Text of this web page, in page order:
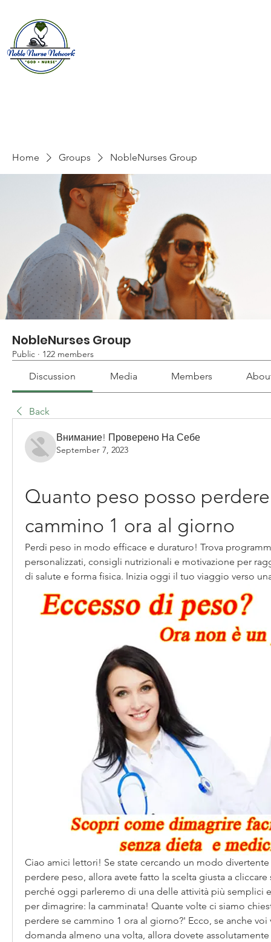
Home Groups NobleNurses Group
NobleNurses Group
Public · 122 members
Discussion Media Members
Back
Внимание! Проверено На Себе
September 7, 2023
Quanto peso posso
cammino 1 ora al giorno
Perdi peso in modo efficace e duraturo! Trova
personalizzati, consigli nutrizionali e motivazione per
di salute e forma fisica. Inizia oggi il tuo viaggio verso
Ciao amici lettori! Se state cercando un modo
perdere peso, allora avete fatto la scelta giusta a
perché oggi parleremo di una delle attività più semplici
per dimagrire: la camminata! Quante volte ci siamo
perdere se cammino 1 ora al giorno?' Ecco, se anche
domanda almeno una volta, allora dovete